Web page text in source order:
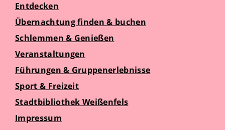
Entdecken
Übernachtung finden & buchen
Schlemmen & Genießen
Veranstaltungen
Führungen & Gruppenerlebnisse
Sport & Freizeit
Stadtbibliothek Weißenfels
Impressum